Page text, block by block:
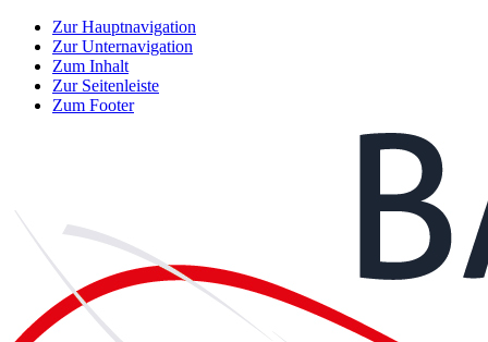
Zur Hauptnavigation
Zur Unternavigation
Zum Inhalt
Zur Seitenleiste
Zum Footer